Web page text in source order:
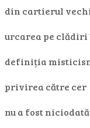
din cartierul
urcarea pe
definiția
privirea către cer
nu a fost